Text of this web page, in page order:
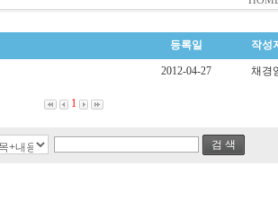
등록일 작성
2012-04-27 채경
1
검 색